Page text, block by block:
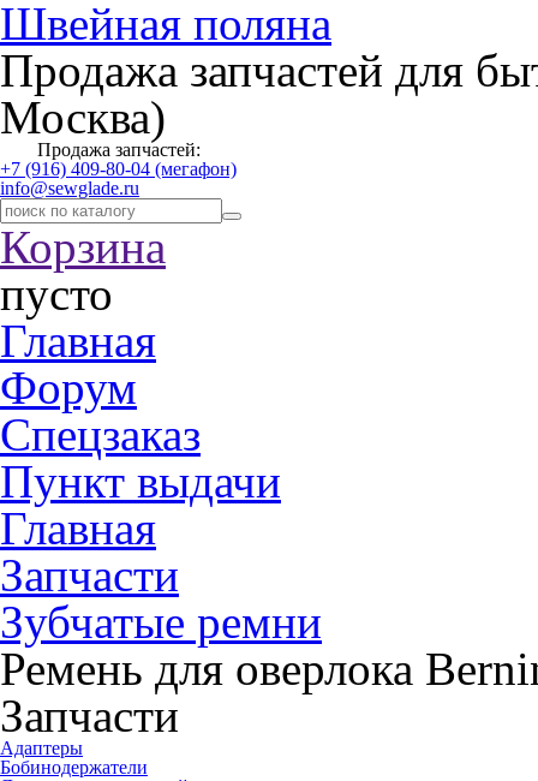
Швейная поляна
Продажа запчастей для
Москва)
Продажа запчастей:
+7 (916) 409-80-04 (мегафон)
info@sewglade.ru
Корзина
пусто
Главная
Форум
Спецзаказ
Пункт выдачи
Главная
Запчасти
Зубчатые ремни
Ремень для оверлока
Запчасти
Адаптеры
Бобинодержатели